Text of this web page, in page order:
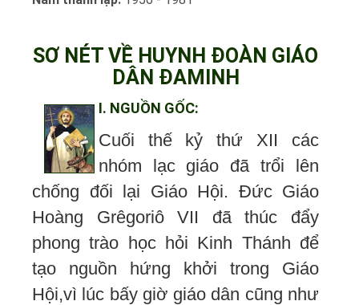
SƠ NÉT VỀ HUYNH ĐOÀN GIÁO
DÂN ĐAMINH
I. NGUỒN GỐC:
Cuối thế kỷ thứ XII các
nhóm lạc giáo đã trổi lên
chống đối lại Giáo Hội. Đức Giáo
Hoàng Grêgoriô VII đã thúc đẩy
phong trào học hỏi Kinh Thánh để
tạo nguồn hứng khởi trong Giáo
Hội,vì lúc bấy giờ giáo dân cũng như